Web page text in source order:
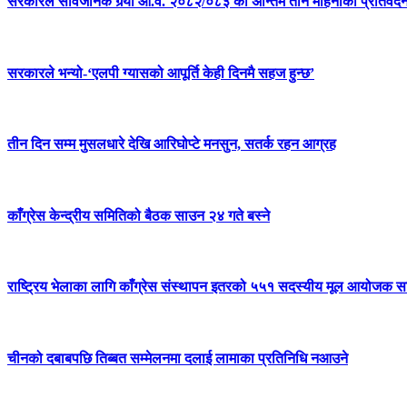
सरकारले भन्यो-‘एलपी ग्यासको आपूर्ति केही दिनमै सहज हुन्छ’
तीन दिन सम्म मुसलधारे देखि आरिघोप्टे मनसुन, सतर्क रहन आग्रह
काँग्रेस केन्द्रीय समितिको बैठक साउन २४ गते बस्ने
राष्ट्रिय भेलाका लागि काँग्रेस संस्थापन इतरको ५५१ सदस्यीय मूल आयोजक
चीनको दबाबपछि तिब्बत सम्मेलनमा दलाई लामाका प्रतिनिधि नआउने